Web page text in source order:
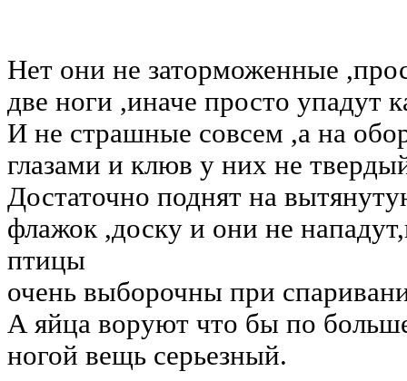
Нет они не заторможенные
две ноги ,иначе просто упадут
И не страшные совсем ,а на
глазами и клюв у них не
Достаточно поднят на
флажок ,доску и они не
птицы
очень выборочны при
А яйца воруют что бы по
ногой вещь серьезный.